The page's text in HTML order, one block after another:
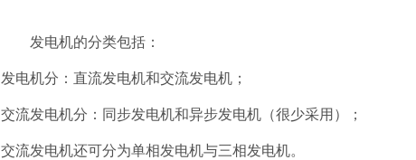
发电机的分类包括：
发电机分：直流发电机和交流发电机；
交流发电机分：同步发电机和异步发电机（很少采用）；
交流发电机还可分为单相发电机与三相发电机。